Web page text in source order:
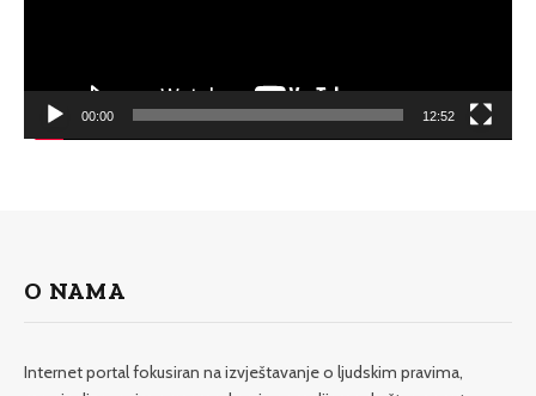
00:00 12:52
O NAMA
Internet portal fokusiran na izvještavanje o ljudskim pravima,